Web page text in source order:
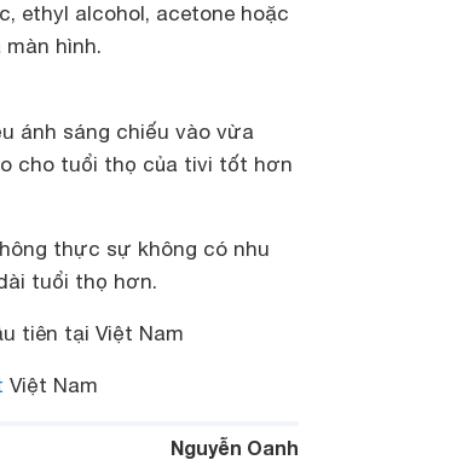
ethyl alcohol, acetone hoặc
hình.
ánh sáng chiếu vào vừa
cho tuổi thọ của tivi tốt hơn
thực sự không có nhu
tuổi thọ hơn.
tiên tại Việt Nam
Việt Nam
Nguyễn Oanh